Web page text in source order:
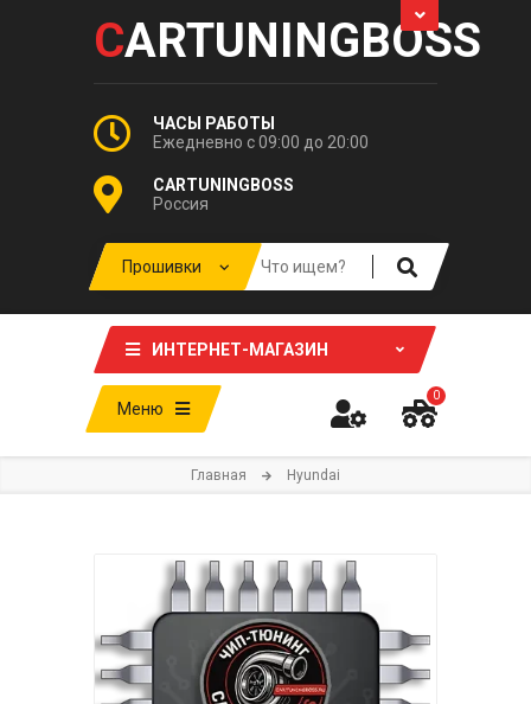
CARTUNINGBOSS
ЧАСЫ РАБОТЫ
Ежедневно с 09:00 до 20:00
CARTUNINGBOSS
Россия
ИНТЕРНЕТ-МАГАЗИН
Меню
0
Главная Hyundai